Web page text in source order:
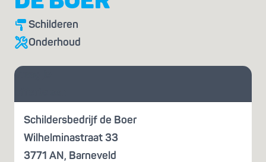
Schilderen
Onderhoud
Vraag je
Schildersbedrijf de Boer
Wilhelminastraat 33
3771 AN, Barneveld